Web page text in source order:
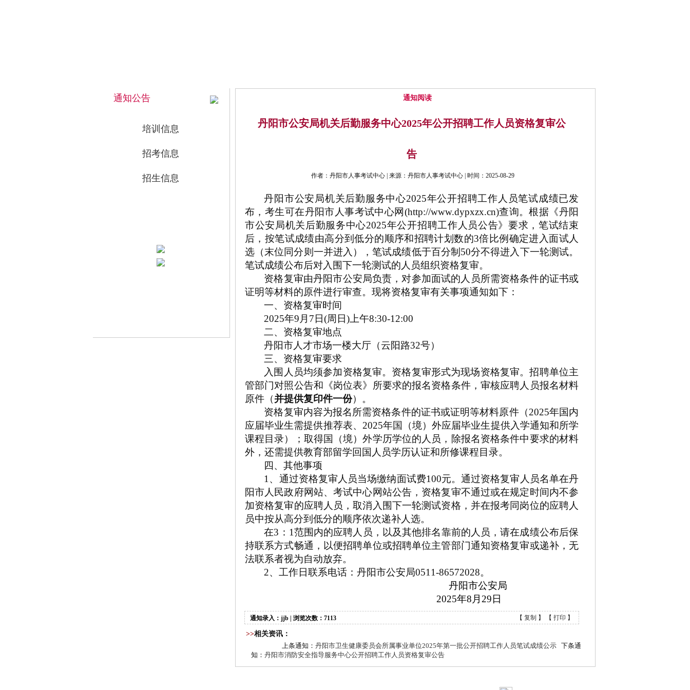
通知公告
培训信息
招考信息
招生信息
通知阅读
丹阳市公安局机关后勤服务中心2025年公开招聘工作人员资格复审公
告
作者：丹阳市人事考试中心 | 来源：丹阳市人事考试中心 | 时间：2025-08-29
丹阳市公安局机关后勤服务中心2025年公开招聘工作人员笔试成绩已发
布，考生可在丹阳市人事考试中心网(http://www.dypxzx.cn)查询。根据《丹阳
市公安局机关后勤服务中心2025年公开招聘工作人员公告》要求，笔试结束
后，按笔试成绩由高分到低分的顺序和招聘计划数的3倍比例确定进入面试人
选（末位同分则一并进入），笔试成绩低于百分制 50分不得进入下一轮测试。
笔试成绩公布后对入围下一轮测试的人员组织资格复审。
资格复审由丹阳市公安局负责，对参加面试的人员所需资格条件的证书或
证明等材料的原件进行审查。 现将资格复审有关事项通知如下：
一、资格复审时间
2025年9 月 7 日(周日) 上午8:30-12:00
二、资格复审地点
丹阳市人才市场一楼大厅（云阳路32号）
三、资格复审要求
入围人员均须参加资格复审。资格复审形式为现场资格复审。招聘单位主
管部门对照公告和《岗位表》所要求的报名资格条件，审核应聘人员报名材料
原件（并提供复印件一份）。
资格复审内容为报名所需资格条件的证书或证明等材料原件（2025年国内
应届毕业生需提供推荐表、 2025年国（境）外应届毕业生提供入学通知和所学
课程目录）；取得国（境）外学历学位的人员，除报名资格条件中要求的材料
外，还需提供教育部留学回国人员学历认证和所修课程目录。
四、其他事项
1 、通过资格复审人员当场缴纳面试费100元。通过资格复审人员名单在丹
阳市人民政府网站、考试中心网站公告，资格复审不通过或在规定时间内不参
加资格复审的应聘人员，取消入围下一轮测试资格，并在报考同岗位的应聘人
员中按从高分到低分的顺序依次递补人选。
在3 ： 1范围内的应聘人员，以及其他排名靠前的人员，请在成绩公布后保
持联系方式畅通，以便招聘单位或招聘单位主管部门通知资格复审或递补，无
法联系者视为自动放弃。
2、工作日联系电话：丹阳市公安局0511-86572028。
丹阳市公安局
2025年8 月 29 日
通知录入：jjb | 浏览次数：7113 【 复制 】 【 打印 】
>>相关资讯：
上条通知： 丹阳市卫生健康委员会所属事业单位2025年第一批公开招聘工作人员笔试成绩公示 下条通
知： 丹阳市消防安全指导服务中心公开招聘工作人员资格复审公告